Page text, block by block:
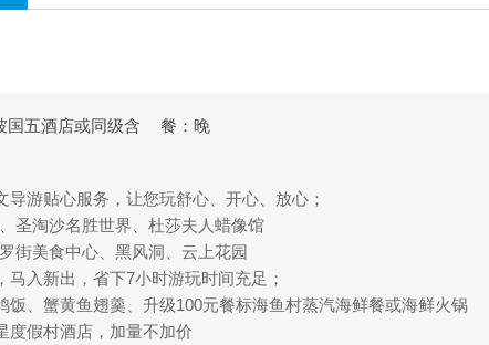
国五酒店或同级含 餐：晚
导游贴心服务，让您玩舒心、开心、放心；
圣淘沙名胜世界、杜莎夫人蜡像馆
街美食中心、黑风洞、云上花园
马入新出，省下7小时游玩时间充足；
饭、蟹黄鱼翅羹、升级100元餐标海鱼村蒸汽海鲜餐或海鲜火锅
度假村酒店，加量不加价